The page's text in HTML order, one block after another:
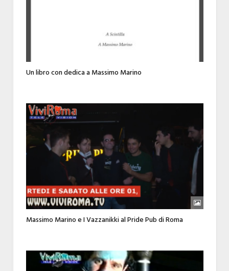
Un libro con dedica a Massimo Marino
Massimo Marino e I Vazzanikki al Pride Pub di Roma